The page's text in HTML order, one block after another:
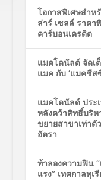
โอกาสพิเศษสำห
ล่าร์ เซลล์ ราคา
คาร์บอนเครดิต
แมคโดนัลด์ จัดเ
แมค กับ ‘แมคชีส
แมคโดนัลด์ ประ
หลังคว้าสิทธิ์บริ
ขยายสาขาเท่าตั
อัตรา
ท้าลองความฟิน
แรง” เทศกาลทุเ